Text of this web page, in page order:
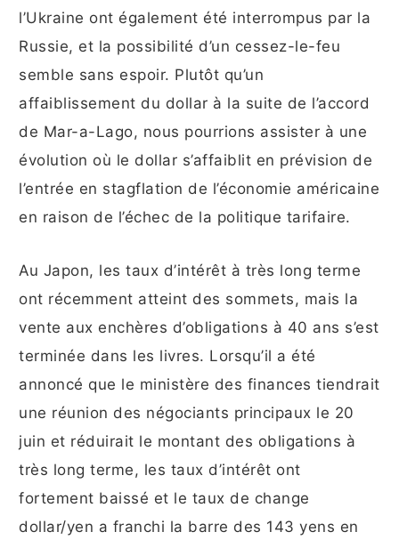
l’Ukraine ont également été interrompus par la
Russie, et la possibilité d’un cessez-le-feu
semble sans espoir. Plutôt qu’un
affaiblissement du dollar à la suite de l’accord
de Mar-a-Lago, nous pourrions assister à une
évolution où le dollar s’affaiblit en prévision de
l’entrée en stagflation de l’économie américaine
en raison de l’échec de la politique tarifaire.
Au Japon, les taux d’intérêt à très long terme
ont récemment atteint des sommets, mais la
vente aux enchères d’obligations à 40 ans s’est
terminée dans les livres. Lorsqu’il a été
annoncé que le ministère des finances tiendrait
une réunion des négociants principaux le 20
juin et réduirait le montant des obligations à
très long terme, les taux d’intérêt ont
fortement baissé et le taux de change
dollar/yen a franchi la barre des 143 yens en